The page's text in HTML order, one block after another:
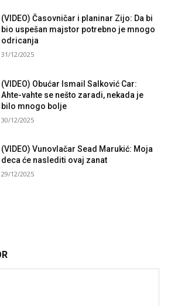
(VIDEO) Časovničar i planinar Zijo: Da bi
bio uspešan majstor potrebno je mnogo
odricanja
31/12/2025
(VIDEO) Obućar Ismail Salković Car:
Ahte-vahte se nešto zaradi, nekada je
bilo mnogo bolje
30/12/2025
(VIDEO) Vunovlačar Sead Marukić: Moja
deca će naslediti ovaj zanat
29/12/2025